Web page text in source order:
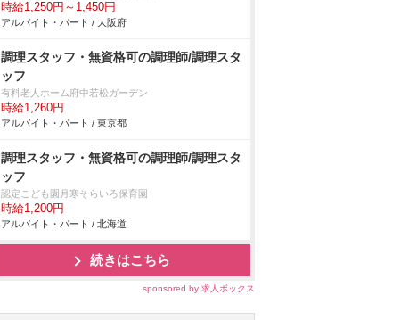
時給1,250円～1,450円
アルバイト・パート / 大阪府
調理スタッフ・無資格可の調理師/調理スタ
ッフ
有料老人ホーム府中若松ガーデン
時給1,260円
アルバイト・パート / 東京都
調理スタッフ・無資格可の調理師/調理スタ
ッフ
認定こども園月寒そらいろ保育園
時給1,200円
アルバイト・パート / 北海道
続きはこちら
sponsored by 求人ボックス